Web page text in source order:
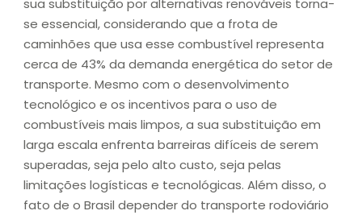
se essencial, considerando que a frota de
caminhões que usa esse combustível representa
cerca de 43% da demanda energética do setor de
transporte. Mesmo com o desenvolvimento
tecnológico e os incentivos para o uso de
combustíveis mais limpos, a sua substituição em
larga escala enfrenta barreiras difíceis de serem
superadas, seja pelo alto custo, seja pelas
limitações logísticas e tecnológicas. Além disso, o
fato de o Brasil depender do transporte rodoviário